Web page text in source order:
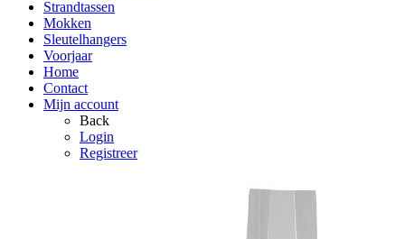
Strandtassen
Mokken
Sleutelhangers
Voorjaar
Home
Contact
Mijn account
Back
Login
Registreer